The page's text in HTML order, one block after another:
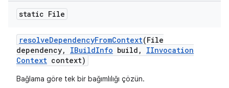
static File
resolveDependencyFromContext(File
dependency, IBuildInfo build ,
IInvocation
Context context)
Bağlama göre tek bir bağımlılığı çözün.